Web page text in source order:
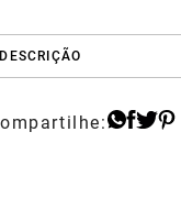
DESCRIÇÃO